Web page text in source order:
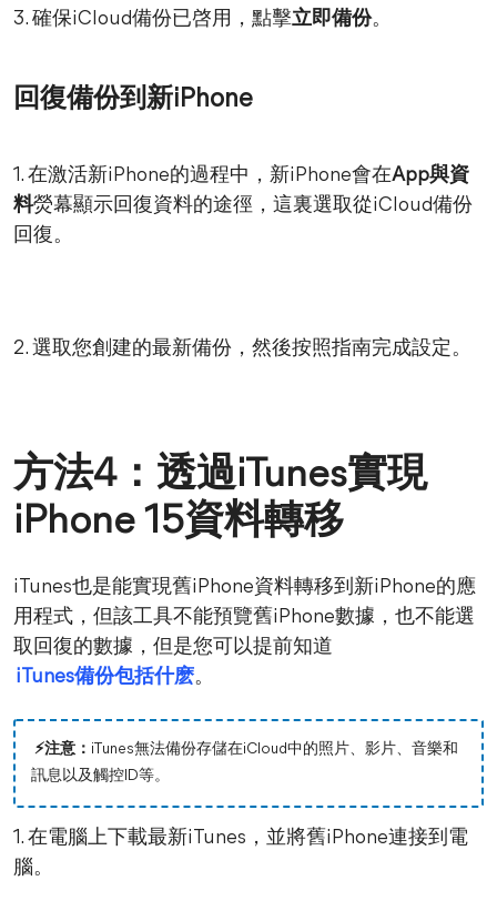
3. 確保iCloud備份已啓用，點擊立即備份。
回復備份到新iPhone
1. 在激活新iPhone的過程中，新iPhone會在App與資
料熒幕顯示回復資料的途徑，這裏選取從iCloud備份
回復。
2. 選取您創建的最新備份，然後按照指南完成設定。
方法4：透過iTunes實現
iPhone 15資料轉移
iTunes也是能實現舊iPhone資料轉移到新iPhone的應
用程式，但該工具不能預覽舊iPhone數據，也不能選
取回復的數據，但是您可以提前知道
iTunes備份包括什麽。
⚡注意： iTunes無法備份存儲在iCloud中的照片、影片、音樂和
訊息以及觸控ID等。
1. 在電腦上下載最新iTunes，並將舊iPhone連接到電
腦。